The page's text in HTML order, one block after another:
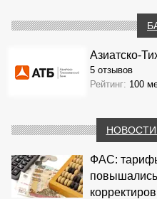
Азиатско-
5 отзывов
Рейтинг: 100
НОВОСТИ
ФАС: